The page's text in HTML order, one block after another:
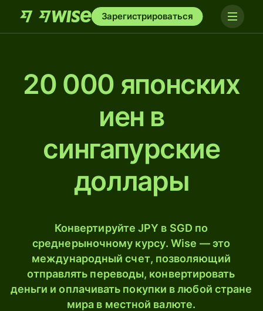
Зарегистрироваться
20 000 японских
иен в
сингапурские
доллары
Конвертируйте JPY в SGD по
среднерыночному курсу. Wise — это
международный счет, позволяющий
отправлять переводы, конвертировать
деньги и оплачивать покупки в любой стране
мира в местной валюте.